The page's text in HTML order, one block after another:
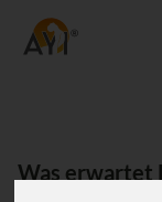
Was erwartet